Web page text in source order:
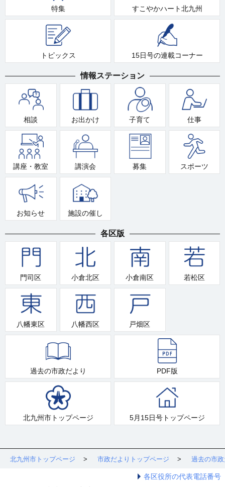
特集 すこやかハート北九州
トピックス 15日号の連載コーナー
情報ステーション
相談 お出かけ 子育て 仕事
講座・教室 講演会 募集 スポーツ
お知らせ 施設の催し
各区版
門司区 小倉北区 小倉南区 若松区
八幡東区 八幡西区 戸畑区
過去の市政だより PDF版
北九州市トップページ 5月15日号トップページ
北九州市トップページ 市政だよりトップページ 過去の市
各区役所の代表電話番号